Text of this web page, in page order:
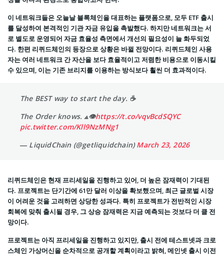
이 네트워크들은 오늘날 블록체인을 대표하는 플랫폼으로, 모두 ETF 출시
를 달성하여 본격적인 기관 자금 유입을 촉발했다. 하지만 네트워크는 서
로 별도로 운영되어 자금 효율성 측면에서 개선의 필요성이 늘 화두되었
다. 한편 리퀴드체인의 등장으로 상황은 바뀔 전망이다. 리퀴드체인 사용
자는 여러 네트워크 간 자산을 보다 효율적이고 저렴한 비용으로 이동시킬
수 있으며, 이는 기존 브리지를 이용하는 방식보다 훨씬 더 효과적이다.
The BEST way to start the day. ☕️
The Order knows. ⟁👁https://t.co/vqvBcdSQYC
pic.twitter.com/Kll9NzMNg1
— LiquidChain (@getliquidchain)March 23, 2026
리퀴드체인은 현재 프리세일을 진행하고 있어, 더 높은 잠재력이 기대된
다. 프로젝트는 단기간에 61만 달러 이상을 확보했으며, 최근 글로벌 시장
이 어려운 것을 고려하면 상당한 성과다. 특히 프로젝트가 전반적인 시장
회복에 맞춰 출시될 경우, 그 상승 잠재력은 지금 예측되는 것보다 더 클 전
망이다.
프로젝트는 아직 프리세일을 진행하고 있지만, 출시 전에 테스트넷과 크로
스체인 가상머신을 순차적으로 공개할 계획이라고 밝혀, 메인넷 출시 이전